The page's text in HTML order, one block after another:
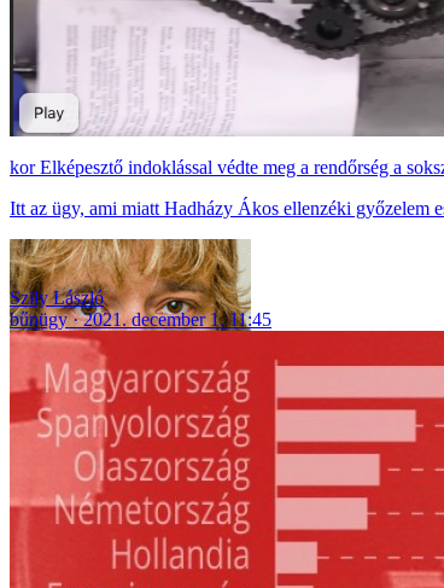
Elképesztő indoklással védte meg a rendőrség a
Itt az ügy, ami miatt Hadházy Ákos ellenzéki győzelem
Szily László
bűnügy
2021. december 1. 11:45